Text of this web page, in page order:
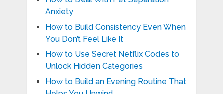
Anxiety
How to Build Consistency Even When
You Don’t Feel Like It
How to Use Secret Netflix Codes to
Unlock Hidden Categories
How to Build an Evening Routine That